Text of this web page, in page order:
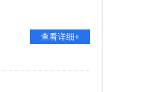
查看详细+